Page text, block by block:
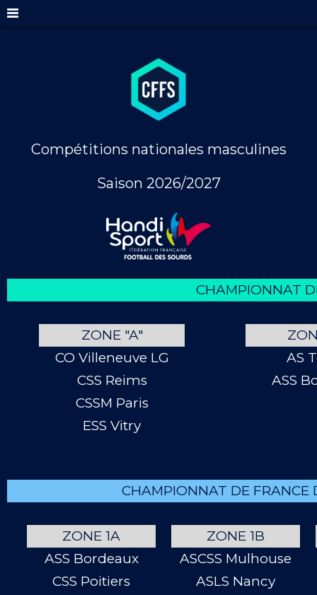
Compétitions nationales masculines
Saison 2026/2027
CHAMPIONNAT
ZONE "A"
CO Villeneuve LG
AS
CSS Reims
ASS
CSSM Paris
ESS Vitry
CHAMPIONNAT DE FRANCE
ZONE 1A
ZONE 1B
ASS Bordeaux
ASCSS Mulhouse
CSS Poitiers
ASLS Nancy